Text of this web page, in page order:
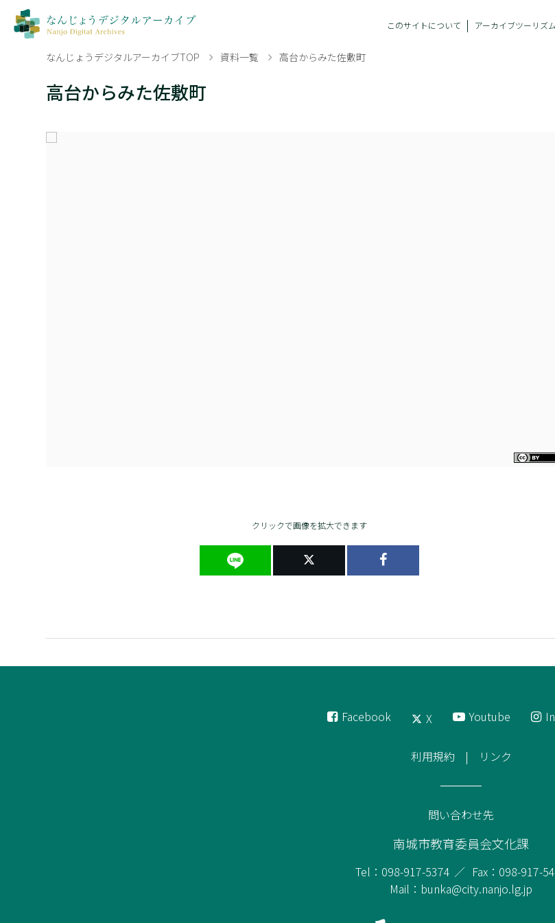
このサイトについて アーカイブツーリズム
なんじょうデジタルアーカイブTOP 資料一覧 高台からみた佐敷町
高台からみた佐敷町
クリックで画像を拡大できます
Facebook X Youtube
利用規約 リンク
問い合わせ先
南城市教育委員会文化課
Tel：098-917-5374
Fax：098-917-
Mail：bunka@city.nanjo.lg.jp